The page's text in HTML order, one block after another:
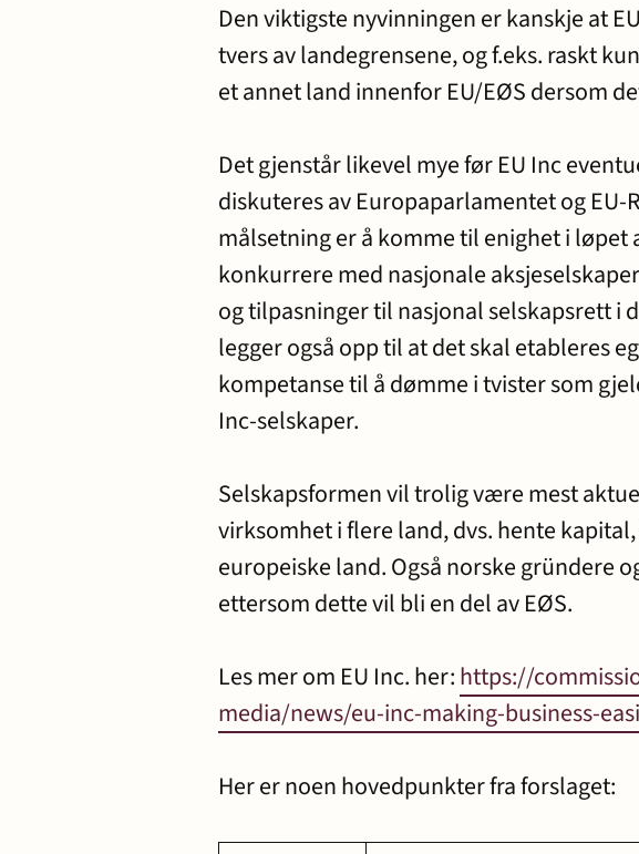
Den viktigste nyvinningen er kanskje at
tvers av landegrensene, og f.eks. raskt
et annet land innenfor EU/EØS dersom
Det gjenstår likevel mye før EU Inc
diskuteres av Europaparlamentet og
målsetning er å komme til enighet i løpet
konkurrere med nasjonale
og tilpasninger til nasjonal selskapsrett i
legger også opp til at det skal etableres
kompetanse til å dømme i tvister som
Inc-selskaper.
Selskapsformen vil trolig være mest
virksomhet i flere land, dvs. hente
europeiske land. Også norske gründere
ettersom dette vil bli en del av EØS.
Les mer om EU Inc. her:https://
media/news/eu-inc-making-business-
Her er noen hovedpunkter fra forslaget: